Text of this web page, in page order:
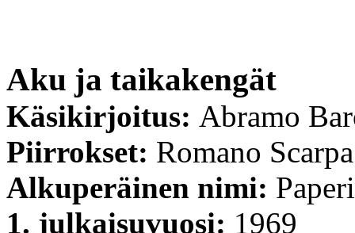
Aku ja taikakengät
Käsikirjoitus: Abramo
Piirrokset: Romano Scarpa
Alkuperäinen nimi:
1. julkaisuvuosi: 1969